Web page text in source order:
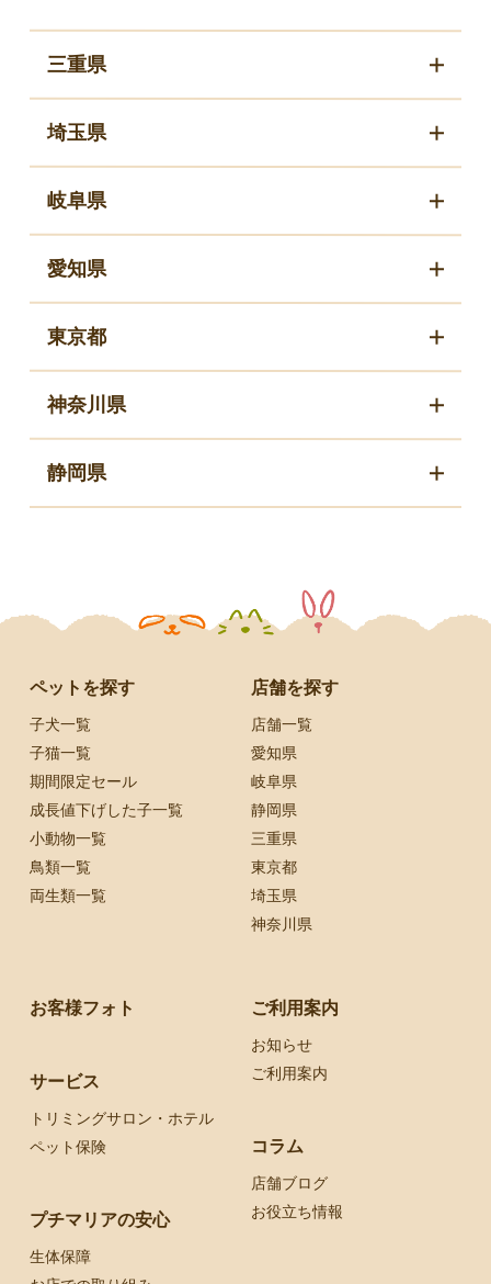
三重県
埼玉県
岐阜県
愛知県
東京都
神奈川県
静岡県
ペットを探す
子犬一覧
子猫一覧
期間限定セール
成長値下げした子一覧
小動物一覧
鳥類一覧
両生類一覧
店舗を探す
店舗一覧
愛知県
岐阜県
静岡県
三重県
東京都
埼玉県
神奈川県
お客様フォト
サービス
トリミングサロン・ホテル
ペット保険
プチマリアの安心
生体保障
ご利用案内
お知らせ
ご利用案内
コラム
店舗ブログ
お役立ち情報